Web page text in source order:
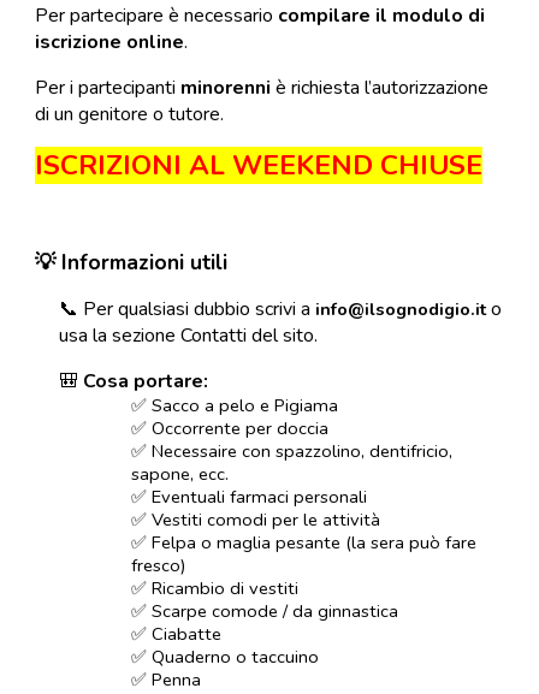
Per partecipare è necessario compilare il modulo di
iscrizione online.
Per i partecipanti minorenni è richiesta l’autorizzazione
di un genitore o tutore.
ISCRIZIONI AL WEEKEND CHIUSE
💡 Informazioni utili
📞 Per qualsiasi dubbio scrivi a info@ilsognodigio.ito
usa la sezione Contatti del sito.
🎒 Cosa portare:
✅Sacco a pelo e Pigiama
✅Occorrente per doccia
✅Necessaire con spazzolino, dentifricio,
sapone, ecc.
✅Eventuali farmaci personali
✅Vestiti comodi per le attività
✅Felpa o maglia pesante (la sera può fare
fresco)
✅Ricambio di vestiti
✅Scarpe comode / da ginnastica
✅Ciabatte
✅Quaderno o taccuino
✅Penna